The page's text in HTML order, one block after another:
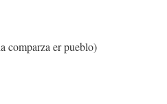
comparza er pueblo)